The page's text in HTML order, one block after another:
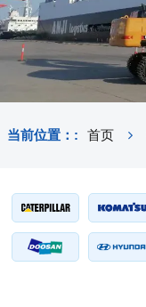
当前位置：: 首页